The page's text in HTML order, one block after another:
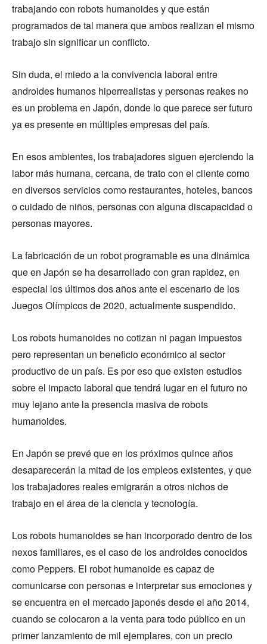
trabajando con robots humanoides y que están
programados de tal manera que ambos realizan el mismo
trabajo sin significar un conflicto.
Sin duda, el miedo a la convivencia laboral entre
androides humanos hiperrealistas y personas reakes no
es un problema en Japón, donde lo que parece ser futuro
ya es presente en múltiples empresas del país.
En esos ambientes, los trabajadores siguen ejerciendo la
labor más humana, cercana, de trato con el cliente como
en diversos servicios como restaurantes, hoteles, bancos
o cuidado de niños, personas con alguna discapacidad o
personas mayores.
La fabricación de un robot programable es una dinámica
que en Japón se ha desarrollado con gran rapidez, en
especial los últimos dos años ante el escenario de los
Juegos Olímpicos de 2020, actualmente suspendido.
Los robots humanoides no cotizan ni pagan impuestos
pero representan un beneficio económico al sector
productivo de un país. Es por eso que existen estudios
sobre el impacto laboral que tendrá lugar en el futuro no
muy lejano ante la presencia masiva de robots
humanoides.
En Japón se prevé que en los próximos quince años
desaparecerán la mitad de los empleos existentes, y que
los trabajadores reales emigrarán a otros nichos de
trabajo en el área de la ciencia y tecnología.
Los robots humanoides se han incorporado dentro de los
nexos familiares, es el caso de los androides conocidos
como Peppers. El robot humanoide es capaz de
comunicarse con personas e interpretar sus emociones y
se encuentra en el mercado japonés desde el año 2014,
cuando se colocaron a la venta para todo público en un
primer lanzamiento de mil ejemplares, con un precio